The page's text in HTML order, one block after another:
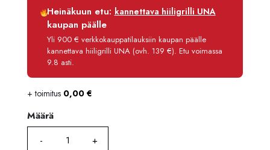
Luottoaika
12 kk
Korko
Käsittelymaksu
3,90 €/kk
Maksettava yhteensä
2 245,80 €
Heinäkuun etu: kannettava hiiligrilli UNA
kaupan päälle
Yli 900 € verkkokauppatilauksiin kaupan päälle
kannettava hiiligrilli UNA (ovh. 139 €). Etu voimassa
9.8 asti.
+ toimitus 0,00 €
Määrä
Määrä